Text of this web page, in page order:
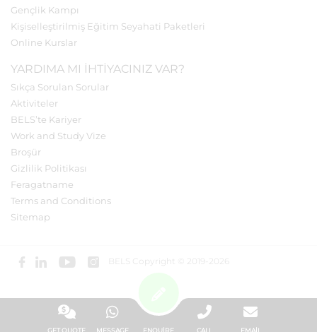
GET QUOTE MESSAGE ENQUIRE CALL EMAIL
Gençlik Kampı
Kişiselleştirilmiş Eğitim Seyahati Paketleri
Online Kurslar
YARDIMA MI IHTIYACINIZ VAR?
Sıkça Sorulan Sorular
Aktiviteler
BELS’te Kariyer
Work and Study Vize
Broşür
Gizlilik Politikası
Feragatname
Terms and Conditions
Sitemap
BELS Copyright © 2019-2026